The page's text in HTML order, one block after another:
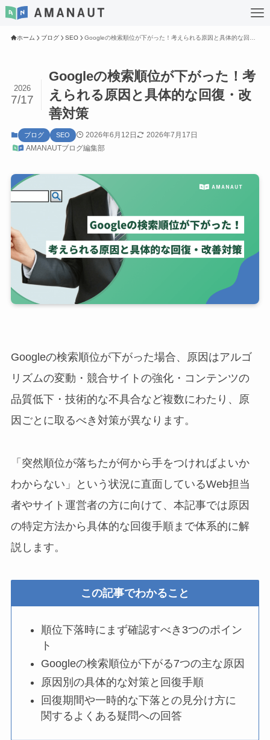
ホーム ブログ SEO
Googleの検索順位が下がった！考
えられる原因と具体的な回復・改
善対策
2026
7/17
ブログ SEO 2026年6月12日
2026年7月17日
AMANAUTブログ編集部
Googleの検索順位が下がった場合、原因はアルゴ
リズムの変動・競合サイトの強化・コンテンツの
品質低下・技術的な不具合など複数にわたり、原
因ごとに取るべき対策が異なります。
「突然順位が落ちたが何から手をつければよいか
わからない」という状況に直面しているWeb担当
者やサイト運営者の方に向けて、本記事では原因
の特定方法から具体的な回復手順まで体系的に解
説します。
この記事でわかること
順位下落時にまず確認すべき3つのポイン
ト
Googleの検索順位が下がる7つの主な原因
原因別の具体的な対策と回復手順
回復期間や一時的な下落との見分け方に
関するよくある疑問への回答